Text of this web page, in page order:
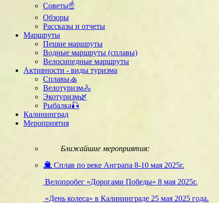
Советы☝
Обзоры
Рассказы и отчеты
Маршруты
Пешие маршруты
Водные маршруты (сплавы)
Велосипедные маршруты
Активности - виды туризма
Сплавы🚣
Велотуризм🚴
Экотуризм🌿
Рыбалка🎣
Калининград
Мероприятия
Ближайшие мероприятия:
Сплав по реке Анграпа 8-10 мая 2025г.
Велопробег «Дорогами Победы» 8 мая 2025г.
«День колеса» в Калининграде 25 мая 2025 года.